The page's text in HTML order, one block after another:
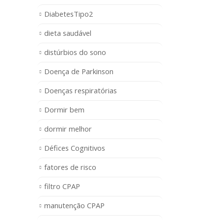
DiabetesTipo2
dieta saudável
distúrbios do sono
Doença de Parkinson
Doenças respiratórias
Dormir bem
dormir melhor
Défices Cognitivos
fatores de risco
filtro CPAP
manutenção CPAP